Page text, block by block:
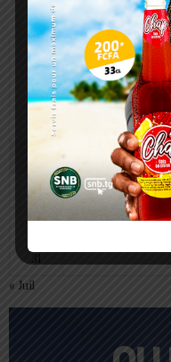
L M M
5
12
17 18 19
24 25 26
« Juil